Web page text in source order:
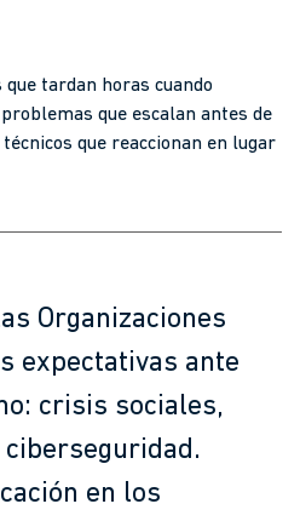
tardan horas cuando
que escalan antes de
que reaccionan en lugar
Organizaciones
expectativas ante
crisis sociales,
en los